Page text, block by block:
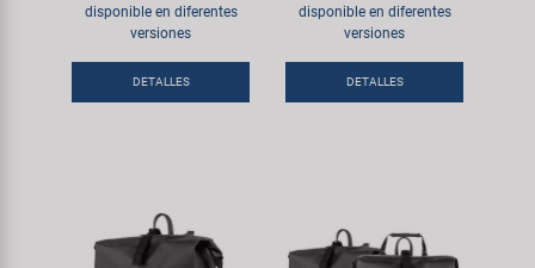
disponible en diferentes
versiones
DETALLES
disponible en diferentes
versiones
DETALLES